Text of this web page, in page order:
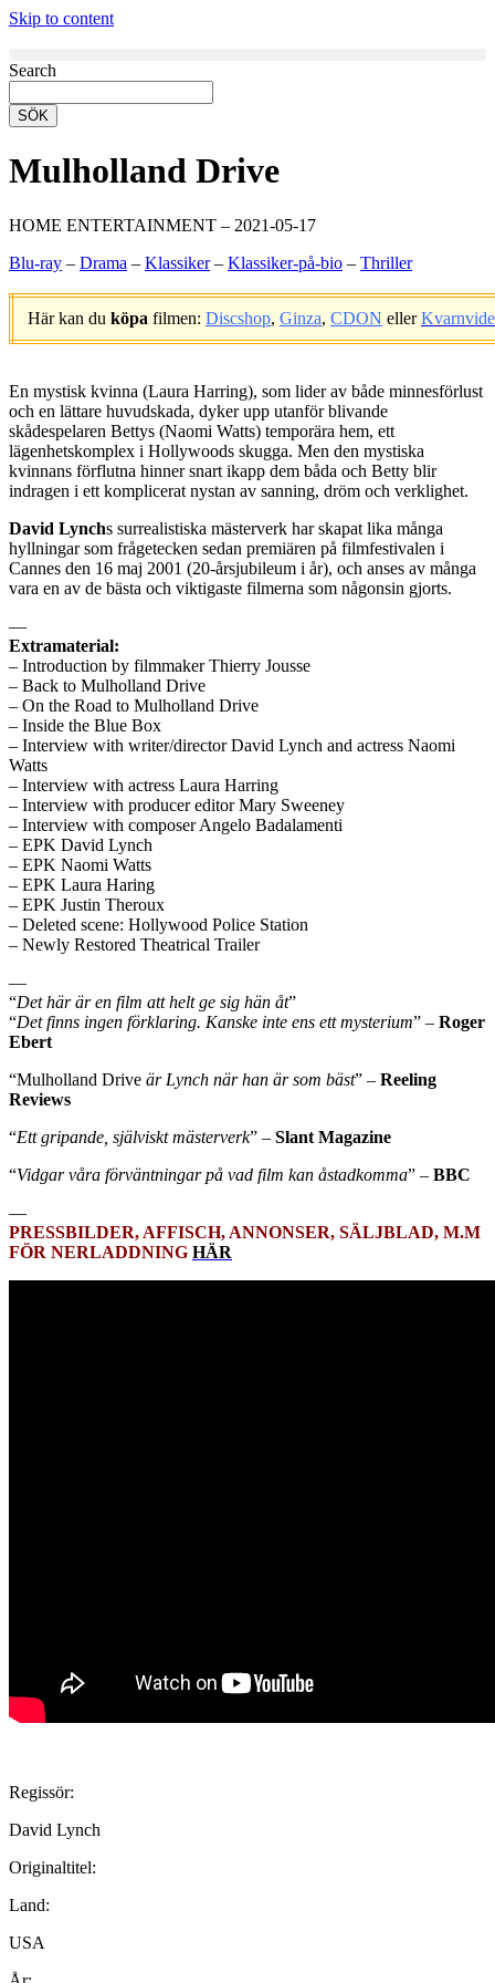
Skip to content
Search
SÖK
Mulholland Drive
HOME ENTERTAINMENT – 2021-05-17
Blu-ray – Drama – Klassiker– Klassiker-på-bio – Thriller
Här kan du köpa filmen: Discshop, Ginza, CDON eller
En mystisk kvinna (Laura Harring), som lider av både minnesförlust
och en lättare huvudskada, dyker upp utanför blivande
skådespelaren Bettys (Naomi Watts) temporära hem, ett
lägenhetskomplex i Hollywoods skugga. Men den mystiska
kvinnans förflutna hinner snart ikapp dem båda och Betty blir
indragen i ett komplicerat nystan av sanning, dröm och verklighet.
David Lynchs surrealistiska mästerverk har skapat lika många
hyllningar som frågetecken sedan premiären på filmfestivalen i
Cannes den 16 maj 2001 (20-årsjubileum i år), och anses av många
vara en av de bästa och viktigaste filmerna som någonsin gjorts.
—
Extramaterial:
– Introduction by filmmaker Thierry Jousse
– Back to Mulholland Drive
– On the Road to Mulholland Drive
– Inside the Blue Box
– Interview with writer/director David Lynch and actress Naomi
Watts
– Interview with actress Laura Harring
– Interview with producer editor Mary Sweeney
– Interview with composer Angelo Badalamenti
– EPK David Lynch
– EPK Naomi Watts
– EPK Laura Haring
– EPK Justin Theroux
– Deleted scene: Hollywood Police Station
– Newly Restored Theatrical Trailer
—
“Det här är en film att helt ge sig hän åt”
“Det finns ingen förklaring. Kanske inte ens ett mysterium” – Roger
Ebert
“Mulholland Drive är Lynch när han är som bäst” – Reeling
Reviews
“Ett gripande, själviskt mästerverk” – Slant Magazine
“Vidgar våra förväntningar på vad film kan åstadkomma” – BBC
—
PRESSBILDER, AFFISCH, ANNONSER, SÄLJBLAD, M.M
FÖR NERLADDNING HÄR
Regissör:
David Lynch
Originaltitel:
Land:
USA